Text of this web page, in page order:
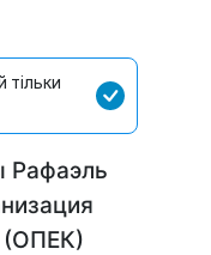
тільки
Рафаэль
(ОПЕК)